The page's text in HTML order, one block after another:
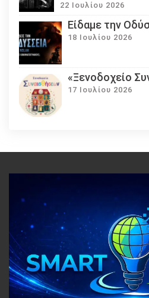
22 Ιουλίου 2026
Eίδαμε την
18 Ιουλίου 2026
«Ξενοδοχείο
17 Ιουλίου 2026